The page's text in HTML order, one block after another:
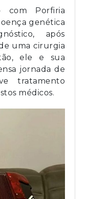
com Porfiria
genética
após
uma cirurgia
ele e sua
jornada de
tratamento
médicos.